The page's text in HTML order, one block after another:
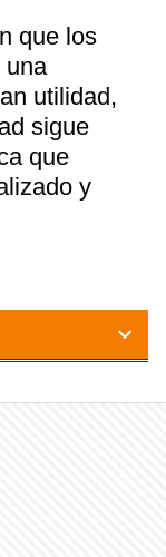
que los
una
utilidad,
sigue
que
y